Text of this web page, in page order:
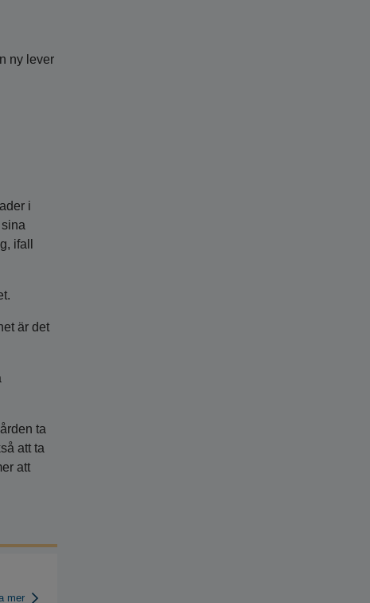
ny lever
i
ifall
är det
ta
att ta
att
mer